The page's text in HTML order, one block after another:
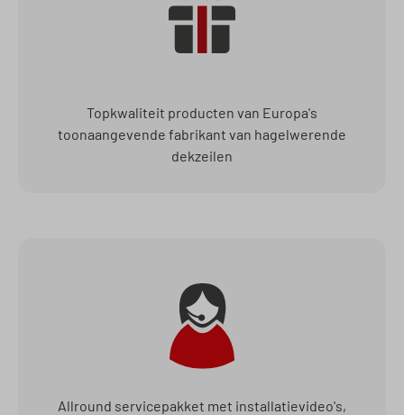
Topkwaliteit producten van Europa's
toonaangevende fabrikant van hagelwerende
dekzeilen
Allround servicepakket met installatievideo's,